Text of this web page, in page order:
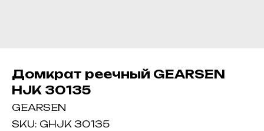
Домкрат реечный GEARSEN
HJK 30135
GEARSEN
SKU: GHJK 30135